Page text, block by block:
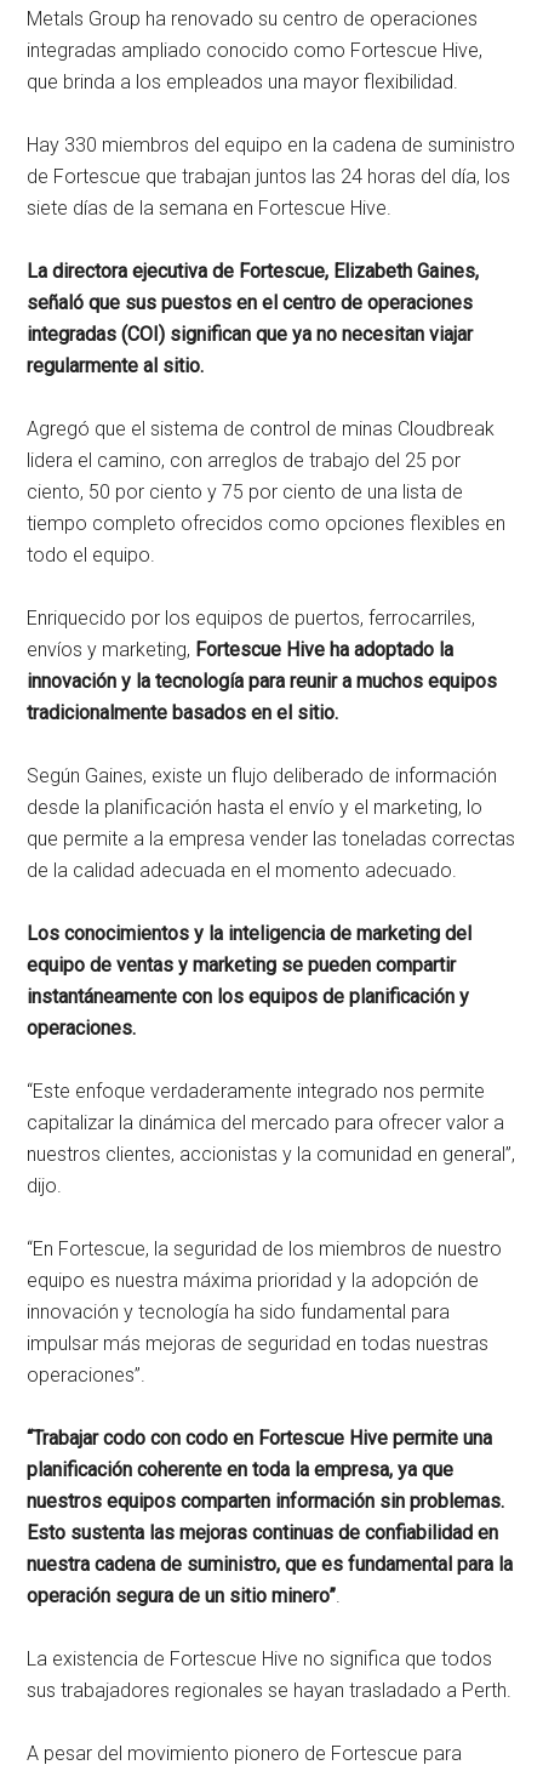
Metals Group ha renovado su centro de operaciones
integradas ampliado conocido como Fortescue Hive,
que brinda a los empleados una mayor flexibilidad.
Hay 330 miembros del equipo en la cadena de suministro
de Fortescue que trabajan juntos las 24 horas del día, los
siete días de la semana en Fortescue Hive.
La directora ejecutiva de Fortescue, Elizabeth Gaines,
señaló que sus puestos en el centro de operaciones
integradas (COI) significan que ya no necesitan viajar
regularmente al sitio.
Agregó que el sistema de control de minas Cloudbreak
lidera el camino, con arreglos de trabajo del 25 por
ciento, 50 por ciento y 75 por ciento de una lista de
tiempo completo ofrecidos como opciones flexibles en
todo el equipo.
Enriquecido por los equipos de puertos, ferrocarriles,
envíos y marketing, Fortescue Hive ha adoptado la
innovación y la tecnología para reunir a muchos equipos
tradicionalmente basados ​​en el sitio.
Según Gaines, existe un flujo deliberado de información
desde la planificación hasta el envío y el marketing, lo
que permite a la empresa vender las toneladas correctas
de la calidad adecuada en el momento adecuado.
Los conocimientos y la inteligencia de marketing del
equipo de ventas y marketing se pueden compartir
instantáneamente con los equipos de planificación y
operaciones.
“Este enfoque verdaderamente integrado nos permite
capitalizar la dinámica del mercado para ofrecer valor a
nuestros clientes, accionistas y la comunidad en general”,
dijo.
“En Fortescue, la seguridad de los miembros de nuestro
equipo es nuestra máxima prioridad y la adopción de
innovación y tecnología ha sido fundamental para
impulsar más mejoras de seguridad en todas nuestras
operaciones”.
“Trabajar codo con codo en Fortescue Hive permite una
planificación coherente en toda la empresa, ya que
nuestros equipos comparten información sin problemas.
Esto sustenta las mejoras continuas de confiabilidad en
nuestra cadena de suministro, que es fundamental para la
operación segura de un sitio minero”.
La existencia de Fortescue Hive no significa que todos
sus trabajadores regionales se hayan trasladado a Perth.
A pesar del movimiento pionero de Fortescue para